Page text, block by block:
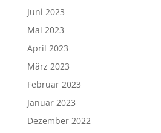
Juni 2023
Mai 2023
April 2023
März 2023
Februar 2023
Januar 2023
Dezember 2022